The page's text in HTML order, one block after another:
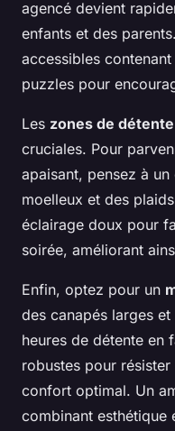
agencé devient
enfants et des
accessibles
puzzles pour
Les zones de
cruciales. Pour
apaisant, pensez à
moelleux et des
éclairage doux pour
soirée, améliorant
Enfin, optez pour un
des canapés larges
heures de détente en
robustes pour
confort optimal. Un
combinant